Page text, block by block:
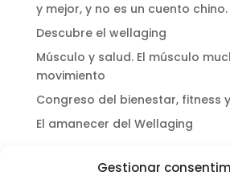
Gestionar
y mejor, y no es un cuento chino.
Descubre el wellaging
Músculo y salud. El músculo
movimiento
Congreso del bienestar, fitness
El amanecer del Wellaging
Comentarios